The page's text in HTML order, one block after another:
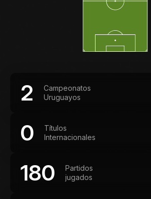
2
Campeonatos
Uruguayos
0
Títulos
Internacionales
180
Partidos
jugados